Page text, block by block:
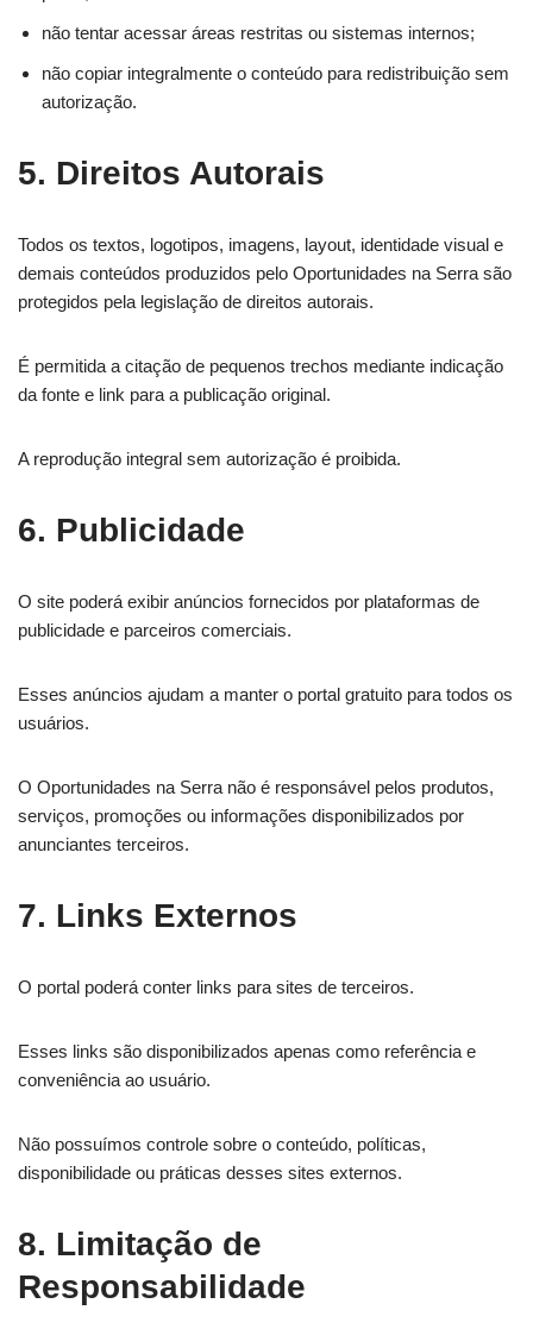
não tentar acessar áreas restritas ou sistemas internos;
não copiar integralmente o conteúdo para redistribuição sem
autorização.
5. Direitos Autorais
Todos os textos, logotipos, imagens, layout, identidade visual e
demais conteúdos produzidos pelo Oportunidades na Serra são
protegidos pela legislação de direitos autorais.
É permitida a citação de pequenos trechos mediante indicação
da fonte e link para a publicação original.
A reprodução integral sem autorização é proibida.
6. Publicidade
O site poderá exibir anúncios fornecidos por plataformas de
publicidade e parceiros comerciais.
Esses anúncios ajudam a manter o portal gratuito para todos os
usuários.
O Oportunidades na Serra não é responsável pelos produtos,
serviços, promoções ou informações disponibilizados por
anunciantes terceiros.
7. Links Externos
O portal poderá conter links para sites de terceiros.
Esses links são disponibilizados apenas como referência e
conveniência ao usuário.
Não possuímos controle sobre o conteúdo, políticas,
disponibilidade ou práticas desses sites externos.
8. Limitação de
Responsabilidade